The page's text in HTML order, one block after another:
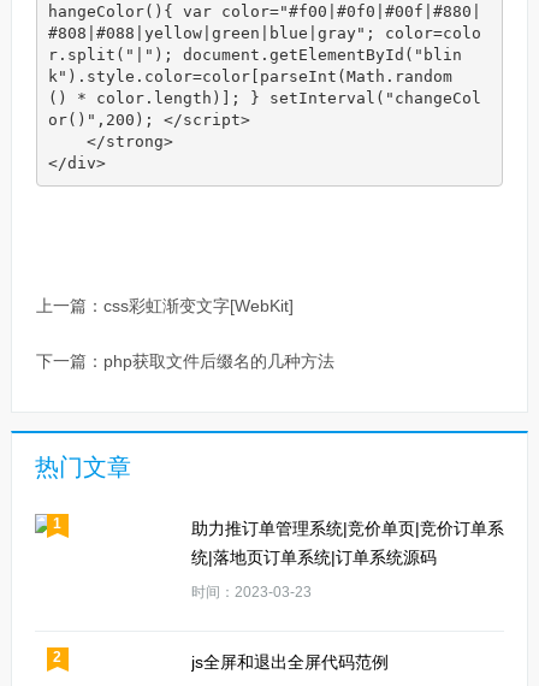
hangeColor(){ var color="#f00|#0f0|#00f|#880|
#808|#088|yellow|green|blue|gray"; color=colo
r.split("|"); document.getElementById("blin
k").style.color=color[parseInt(Math.random
() * color.length)]; } setInterval("changeCol
or()",200); </script>
</strong>
</div>
上一篇： css彩虹渐变文字[WebKit]
下一篇： php获取文件后缀名的几种方法
热门文章
1
助力推订单管理系统|竞价单页|竞价订单系
统|落地页订单系统|订单系统源码
时间：2023-03-23
2 js全屏和退出全屏代码范例